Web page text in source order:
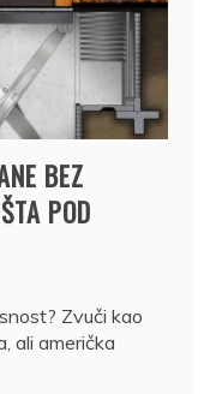
BEZ
POD
Zvuči kao
ali američka